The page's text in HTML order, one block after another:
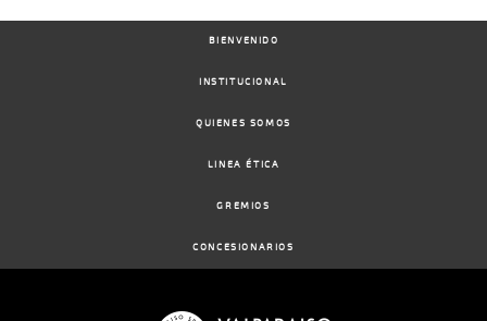
BIENVENIDO
INSTITUCIONAL
QUIENES SOMOS
LINEA ÉTICA
GREMIOS
CONCESIONARIOS